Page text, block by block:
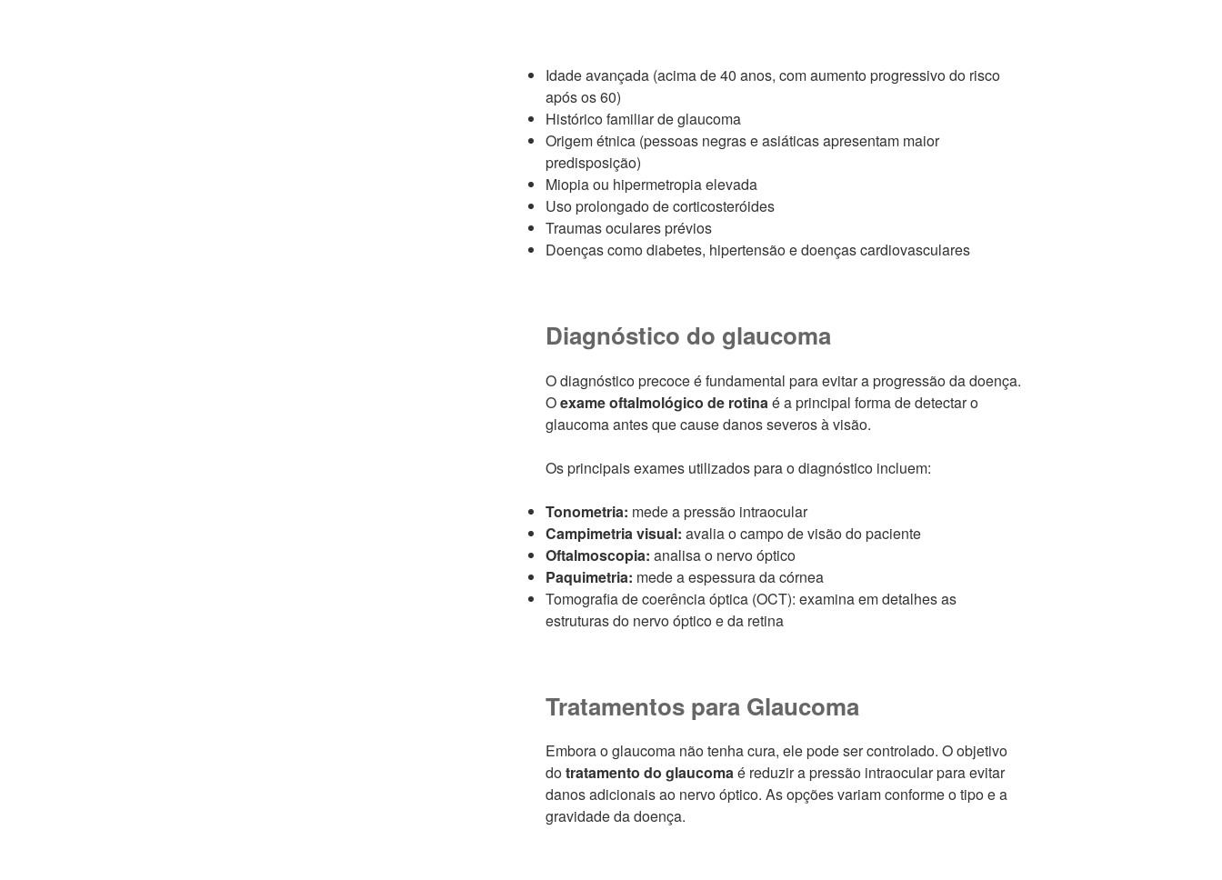
Idade avançada (acima de 40 anos, com aumento progressivo do risco
após os 60)
Histórico familiar de glaucoma
Origem étnica (pessoas negras e asiáticas apresentam maior
predisposição)
Miopia ou hipermetropia elevada
Uso prolongado de corticosteróides
Traumas oculares prévios
Doenças como diabetes, hipertensão e doenças cardiovasculares
Diagnóstico do glaucoma
O diagnóstico precoce é fundamental para evitar a progressão da doença.
Oexame oftalmológico de rotinaé a principal forma de detectar o
glaucoma antes que cause danos severos à visão.
Os principais exames utilizados para o diagnóstico incluem:
Tonometria: mede a pressão intraocular
Campimetria visual: avalia o campo de visão do paciente
Oftalmoscopia: analisa o nervo óptico
Paquimetria: mede a espessura da córnea
Tomografia de coerência óptica (OCT): examina em detalhes as
estruturas do nervo óptico e da retina
Tratamentos para Glaucoma
Embora o glaucoma não tenha cura, ele pode ser controlado. O objetivo
dotratamento do glaucomaé reduzir a pressão intraocular para evitar
danos adicionais ao nervo óptico. As opções variam conforme o tipo e a
gravidade da doença.